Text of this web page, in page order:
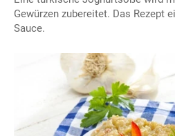
Gewürzen zubereitet. Das Rezept
Sauce.